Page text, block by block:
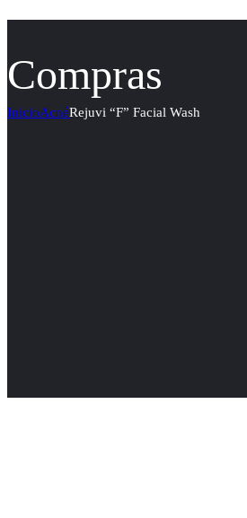
Compras
InicioAcnéRejuvi “F” Facial Wash